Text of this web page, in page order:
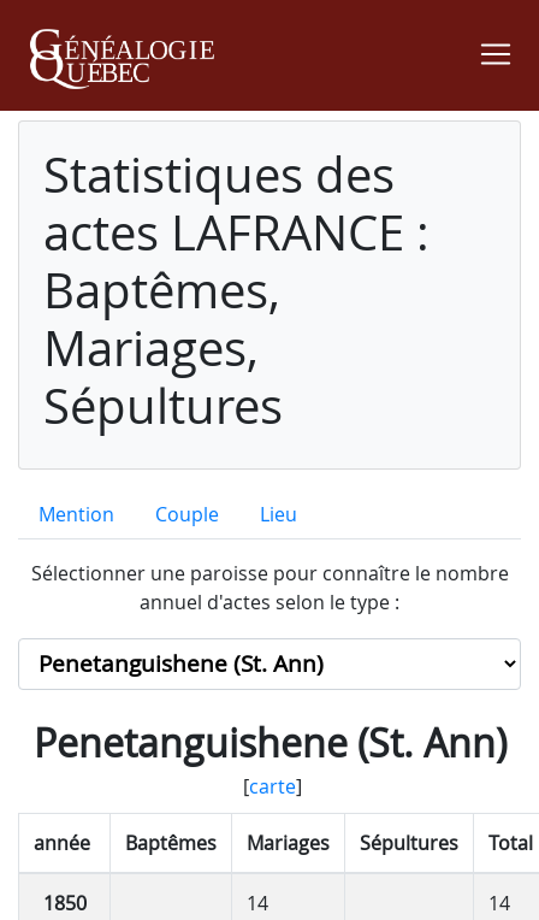
Statistiques des
actes LAFRANCE :
Baptêmes,
Mariages,
Sépultures
Mention Couple Lieu
Sélectionner une paroisse pour connaître le nombre
annuel d'actes selon le type :
Penetanguishene (St. Ann)
[carte]
année Baptêmes Mariages Sépultures Total
1850 14 14